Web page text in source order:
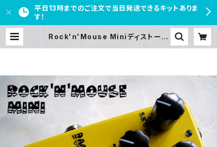
平日13時までのご注文で当日発送できるキットありま
す！
Rock'n'Mouse Miniディストーシ